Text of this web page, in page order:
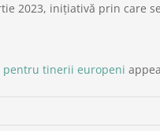
2023, inițiativă prin care
pentru tinerii europeni